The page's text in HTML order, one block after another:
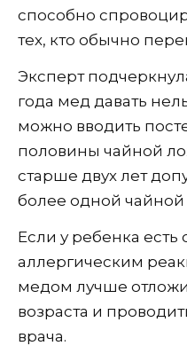
способно
тех, кто обычно
Эксперт
года мед давать
можно вводить
половины чайной
старше двух лет
более одной чайной
Если у ребенка есть
аллергическим
медом лучше
возраста и
врача.